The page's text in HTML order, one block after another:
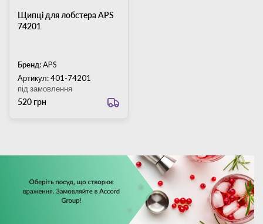
Щипці для лобстера APS
74201
Бренд:APS
Артикул: 401-74201
520 грн
під замовлення